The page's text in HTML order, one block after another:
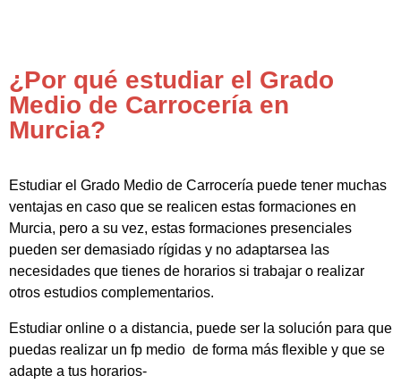
¿Por qué estudiar el Grado
Medio de Carrocería en
Murcia?
Estudiar el Grado Medio de Carrocería puede tener muchas
ventajas en caso que se realicen estas formaciones en
Murcia, pero a su vez, estas formaciones presenciales
pueden ser demasiado rígidas y no adaptarsea las
necesidades que tienes de horarios si trabajar o realizar
otros estudios complementarios.
Estudiar online o a distancia, puede ser la solución para que
puedas realizar un fp medio de forma más flexible y que se
adapte a tus horarios-